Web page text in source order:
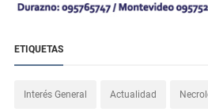
ETIQUETAS
Interés General Actualidad